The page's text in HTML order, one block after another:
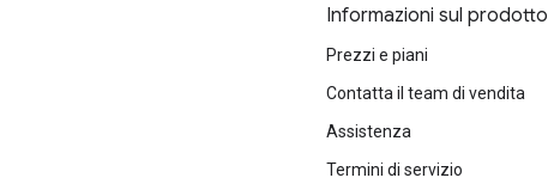
Informazioni sul prodotto
Prezzi e piani
Contatta il team di vendita
Assistenza
Termini di servizio